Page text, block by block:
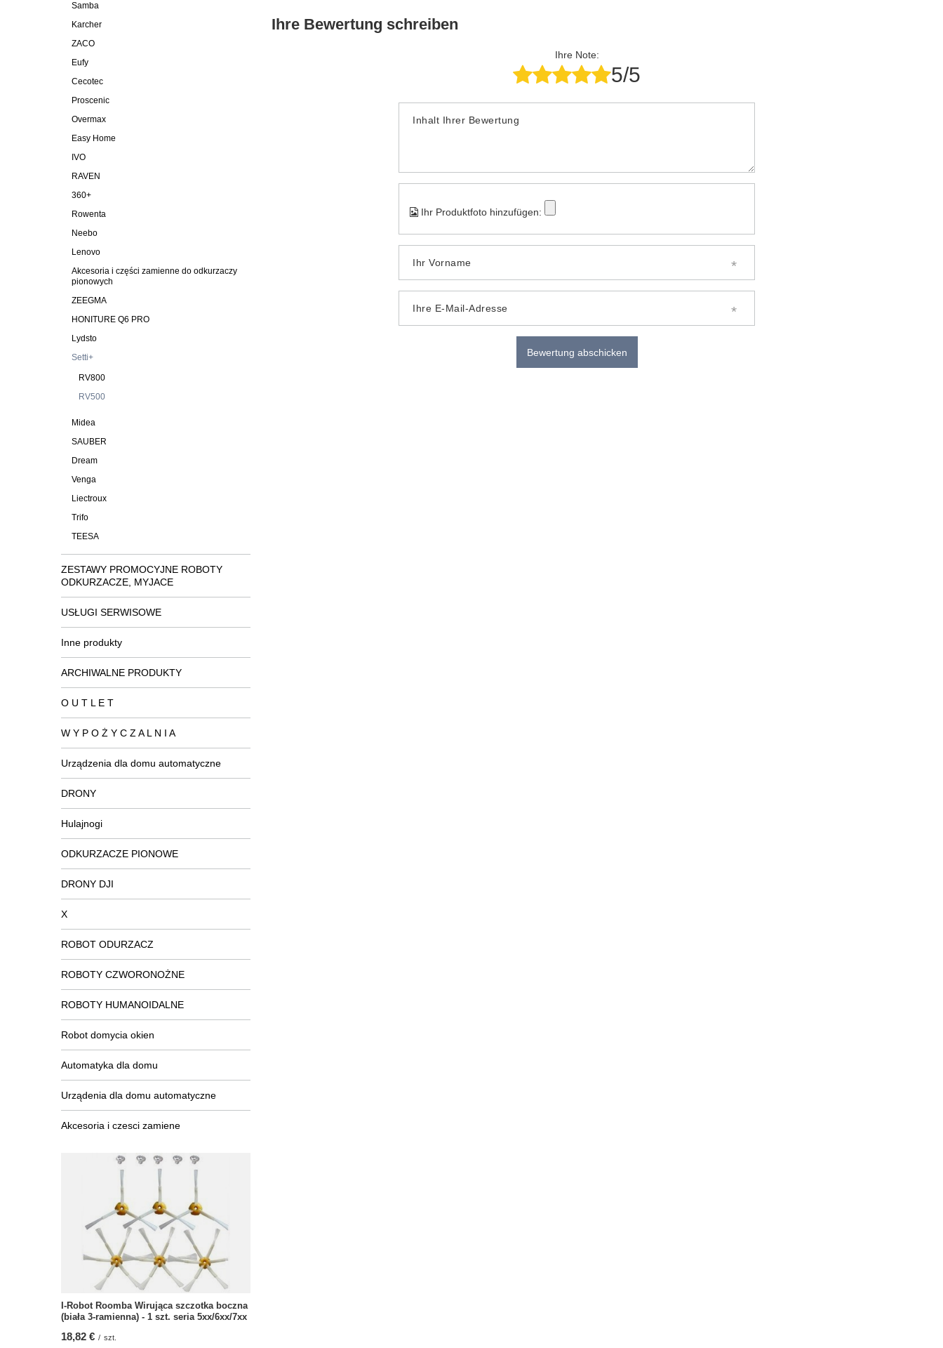
Samba
Karcher
ZACO
Eufy
Cecotec
Proscenic
Overmax
Easy Home
IVO
RAVEN
360+
Rowenta
Neebo
Lenovo
Akcesoria i części zamienne do odkurzaczy
pionowych
ZEEGMA
HONITURE Q6 PRO
Lydsto
Setti+
RV800
RV500
Midea
SAUBER
Dream
Venga
Liectroux
Trifo
TEESA
ZESTAWY PROMOCYJNE ROBOTY
ODKURZACZE, MYJACE
USŁUGI SERWISOWE
Inne produkty
ARCHIWALNE PRODUKTY
O U T L E T
W Y P O Ż Y C Z A L N I A
Urządzenia dla domu automatyczne
DRONY
Hulajnogi
ODKURZACZE PIONOWE
DRONY DJI
X
ROBOT ODURZACZ
ROBOTY CZWORONOŻNE
ROBOTY HUMANOIDALNE
Robot domycia okien
Automatyka dla domu
Urządenia dla domu automatyczne
Akcesoria i czesci zamiene
I-Robot Roomba Wirująca szczotka boczna
(biała 3-ramienna) - 1 szt. seria 5xx/6xx/7xx
18,82 € / szt.
Ihre Bewertung schreiben
Ihre Note:
5/5
Inhalt Ihrer Bewertung
Ihr Produktfoto hinzufügen:
Ihr Vorname
Ihre E-Mail-Adresse
Bewertung abschicken